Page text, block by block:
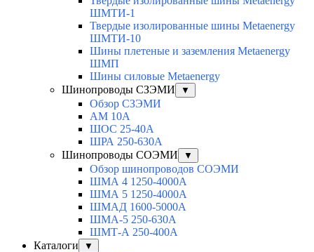
ШМТИ-1
Твердые изолированные шины Metaenergy
ШМТИ-10
Шины плетеные и заземления Metaenergy
ШМП
Шины силовые Metaenergy
Шинопроводы СЗЭМИ
▼
Обзор СЗЭМИ
АМ 10А
ШОС 25-40А
ШРА 250-630А
Шинопроводы СОЭМИ
▼
Обзор шинопроводов СОЭМИ
ШМА 4 1250-4000А
ШМА 5 1250-4000А
ШМАД 1600-5000А
ШМА-5 250-630А
ШМТ-А 250-400А
Каталоги
▼